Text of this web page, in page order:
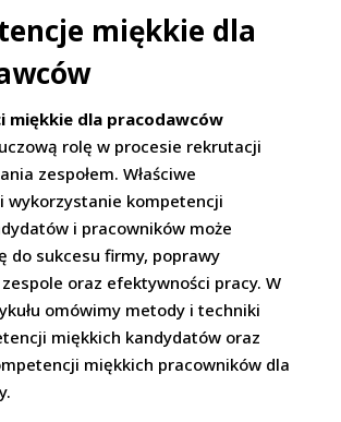
miękkie dla
miękkie dla pracodawców
rolę w procesie rekrutacji
zespołem. Właściwe
wykorzystanie kompetencji
i pracowników może
do sukcesu firmy, poprawy
oraz efektywności pracy. W
omówimy metody i techniki
miękkich kandydatów oraz
miękkich pracowników dla